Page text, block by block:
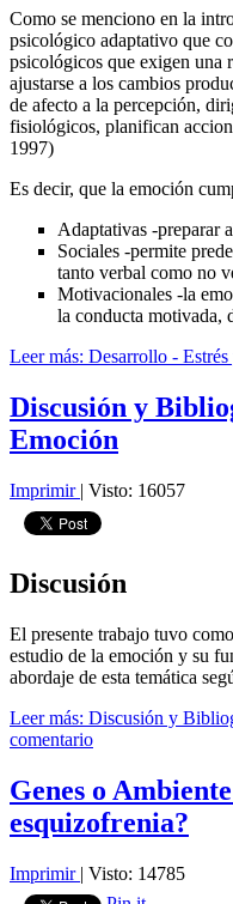
Como se menciono en la
psicológico adaptativo que
psicológicos que exigen una
ajustarse a los cambios
de afecto a la percepción,
fisiológicos, planifican
1997)
Es decir, que la emoción
Adaptativas -preparar
Sociales -permite
tanto verbal como no
Motivacionales -la
la conducta motivada,
Leer más: Desarrollo -
Discusión y
Emoción
Imprimir | Visto: 16057
Discusión
El presente trabajo tuvo
estudio de la emoción y su
abordaje de esta temática
Leer más: Discusión y
comentario
Genes o
esquizofrenia?
Imprimir | Visto: 14785